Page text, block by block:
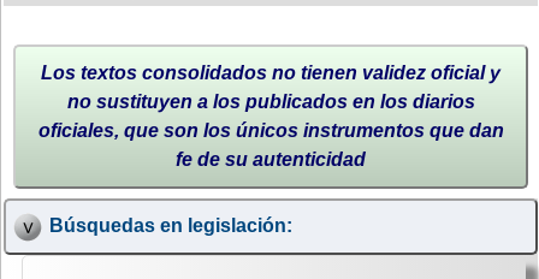
Los textos consolidados no tienen validez oficial y
no sustituyen a los publicados en los diarios
oficiales, que son los únicos instrumentos que dan
fe de su autenticidad
Búsquedas en legislación: